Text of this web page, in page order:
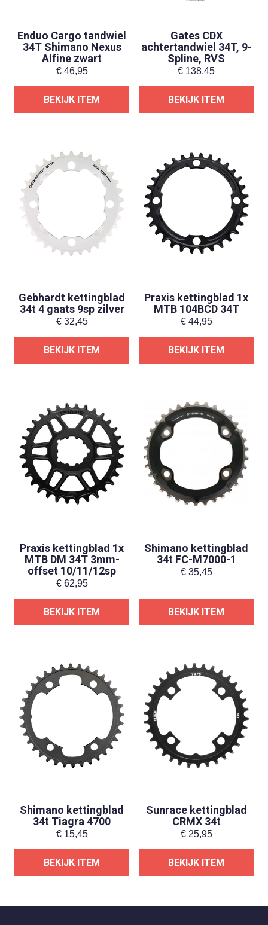
Enduo Cargo tandwiel
34T Shimano Nexus
Alfine zwart
€46,95
BEKIJK ITEM
Gates CDX
achtertandwiel 34T, 9-
Spline, RVS
€ 138,45
BEKIJK ITEM
Gebhardt kettingblad
34t 4 gaats 9sp zilver
€32,45
BEKIJK ITEM
Praxis kettingblad 1x
MTB 104BCD 34T
€44,95
BEKIJK ITEM
Praxis kettingblad 1x
MTB DM 34T 3mm-
offset 10/11/12sp
€62,95
BEKIJK ITEM
Shimano kettingblad
34t FC-M7000-1
€35,45
BEKIJK ITEM
Shimano kettingblad
34t Tiagra 4700
€15,45
BEKIJK ITEM
Sunrace kettingblad
CRMX 34t
€25,95
BEKIJK ITEM